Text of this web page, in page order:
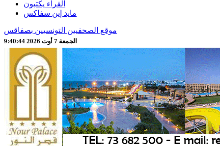
القراء يكتبون
مايد إين سفاكس
موقع الصحفيين التونسيين بصفاقس
الجمعة 7 أوت 2026 9:40:47